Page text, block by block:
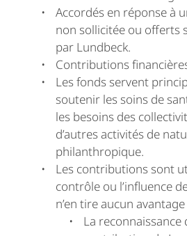
Accordés en réponse à
non sollicitée ou offerts
par Lundbeck.
Contributions
Les fonds servent
soutenir les soins de
les besoins des
d’autres activités de
philanthropique.
Les contributions sont
contrôle ou l’influence
n’en tire aucun
La reconnaissance